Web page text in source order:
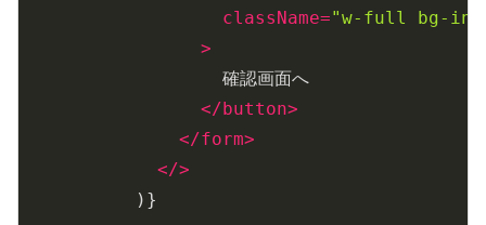
className="w-full bg-
                >
                  確認画面へ
</button>
</form>
</>
          )}